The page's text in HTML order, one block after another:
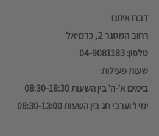
דברו איתנו
רחוב המסגר 2, כרמיאל
טלפון: 04-9081183
שעות פעילות:
בימים א'-ה' בין השעות 08:30-18:30
ימי ו' וערבי חג בין השעות 08:30-13:00